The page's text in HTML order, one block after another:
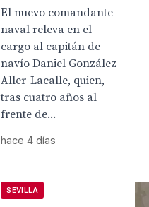
El nuevo comandante
naval releva en el
cargo al capitán de
navío Daniel González
Aller-Lacalle, quien,
tras cuatro años al
frente de...
hace 4 días
SEVILLA